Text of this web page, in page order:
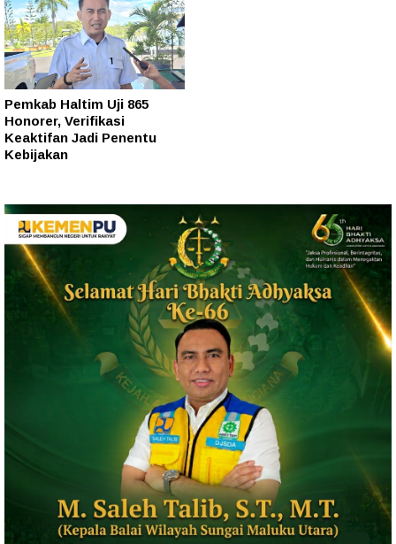
Pemkab Haltim Uji 865
Honorer, Verifikasi
Keaktifan Jadi Penentu
Kebijakan